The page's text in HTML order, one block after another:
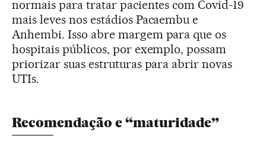
normais para tratar pacientes com Covid-19
mais leves nos estádios Pacaembu e
Anhembi. Isso abre margem para que os
hospitais públicos, por exemplo, possam
priorizar suas estruturas para abrir novas
UTIs.
Recomendação e “maturidade”